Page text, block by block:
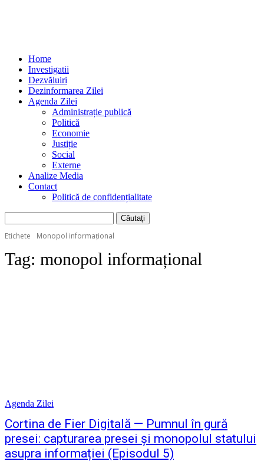
Home
Investigatii
Dezvăluiri
Dezinformarea Zilei
Agenda Zilei
Administrație publică
Politică
Economie
Justiție
Social
Externe
Analize Media
Contact
Politică de confidențialitate
Etichete Monopol informațional
Tag: monopol informațional
Agenda Zilei
Cortina de Fier Digitală — Pumnul în gură
presei: capturarea presei și monopolul statului
asupra informației (Episodul 5)